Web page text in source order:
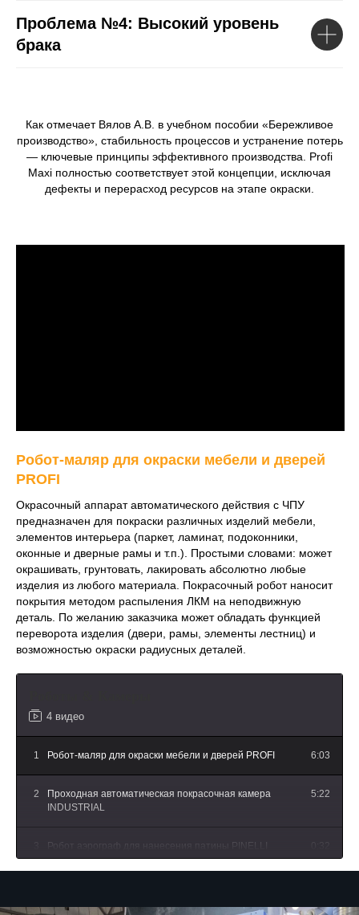
Проблема №4: Высокий уровень
брака
Как отмечает Вялов А.В . в учебном пособии «Бережливое
производство», стабильность процессов и устранение потерь
— ключевые принципы эффективного производства​. Profi
Maxi полностью соответствует этой концепции, исключая
дефекты и перерасход ресурсов на этапе окраски.
4 видео
1 Робот-маляр для окраски мебели и дверей PROFI 6:03
2
Проходная автоматическая покрасочная камера
INDUSTRIAL
5:22
Робот аэрограф для нанесения патины PINELLI
Робот-маляр для окраски мебели и дверей
PROFI
Окрасочный аппарат автоматического действия с ЧПУ
предназначен для покраски различных изделий мебели,
элементов интерьера (паркет, ламинат, подоконники,
оконные и дверные рамы и т.п.). Простыми словами: может
окрашивать, грунтовать, лакировать абсолютно любые
изделия из любого материала. Покрасочный робот наносит
покрытия методом распыления ЛКМ на неподвижную
деталь. По желанию заказчика может обладать функцией
переворота изделия (двери, рамы, элементы лестниц) и
возможностью окраски радиусных деталей.